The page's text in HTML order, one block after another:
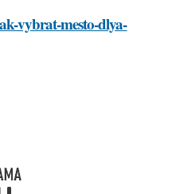
vybrat-mesto-dlya-